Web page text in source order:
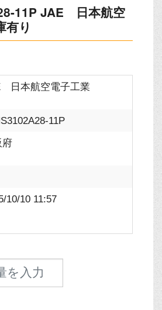
11P JAE 日本航空
有り
日本航空電子工業
11P
府
10/10 11:57